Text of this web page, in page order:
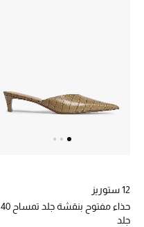
12 ستوريز
حذاء مفتوح بنقشة جلد تمساح 40
جلد